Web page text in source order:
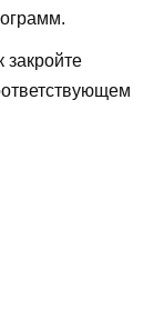
закройте